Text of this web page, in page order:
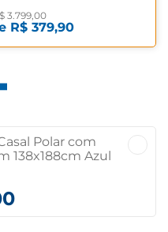
3.799,00
R$ 379,90
Polar com
138x188cm Azul